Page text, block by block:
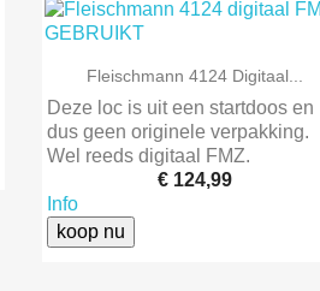
 Snel bekijken
Fleischmann 4124 Digitaal...
Deze loc is uit een startdoos en
dus geen originele verpakking.
Wel reeds digitaal FMZ.
€ 124,99
Info
koop nu